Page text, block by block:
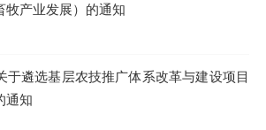
牧产业发展）的通知
于遴选基层农技推广体系改革与建设项目
通知